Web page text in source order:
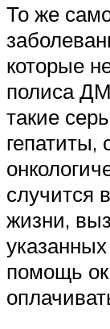
То же
которые
полиса
такие
гепатиты,
случится
жизни,
помощь